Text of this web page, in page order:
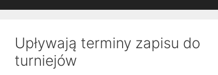
Upływają terminy zapisu do
turniejów